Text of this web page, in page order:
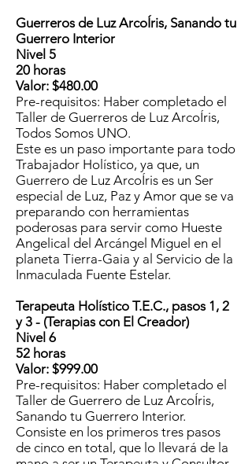
Guerreros de Luz ArcoÍris, Sanando tu
Guerrero Interior
Nivel 5
20 horas
Valor: $480.00
Pre-requisitos: Haber completado el
Taller de Guerreros de Luz ArcoÍris,
Todos Somos UNO.
Este es un paso importante para todo
Trabajador Holístico, ya que, un
Guerrero de Luz ArcoÍris es un Ser
especial de Luz, Paz y Amor que se va
preparando con herramientas
poderosas para servir como Hueste
Angelical del Arcángel Miguel en el
planeta Tierra-Gaia y al Servicio de la
Inmaculada Fuente Estelar.
Terapeuta Holístico T.E.C., pasos 1, 2
y 3 - (Terapias con El Creador)
Nivel 6
52 horas
Valor: $999.00
Pre-requisitos: Haber completado el
Taller de Guerrero de Luz ArcoÍris,
Sanando tu Guerrero Interior.
Consiste en los primeros tres pasos
de cinco en total, que lo llevará de la